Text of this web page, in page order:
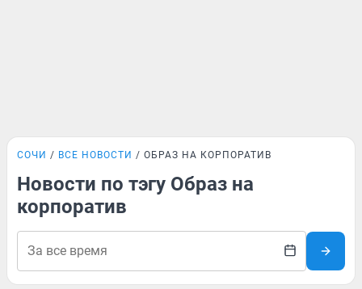
СОЧИ ВСЕ НОВОСТИ ОБРАЗ НА КОРПОРАТИВ
Новости по тэгу Образ на
корпоратив